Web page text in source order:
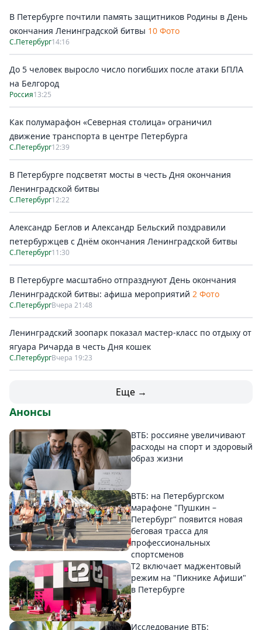
В Петербурге почтили память защитников Родины в День
окончания Ленинградской битвы 10 Фото
С.Петербург14:16
До 5 человек выросло число погибших после атаки БПЛА
на Белгород
Россия13:25
Как полумарафон «Северная столица» ограничил
движение транспорта в центре Петербурга
С.Петербург12:39
В Петербурге подсветят мосты в честь Дня окончания
Ленинградской битвы
С.Петербург12:22
Александр Беглов и Александр Бельский поздравили
петербуржцев с Днём окончания Ленинградской битвы
С.Петербург11:30
В Петербурге масштабно отпразднуют День окончания
Ленинградской битвы: афиша мероприятий 2 Фото
С.ПетербургВчера 21:48
Ленинградский зоопарк показал мастер-класс по отдыху от
ягуара Ричарда в честь Дня кошек
С.ПетербургВчера 19:23
Еще →
Анонсы
ВТБ: россияне увеличивают
расходы на спорт и здоровый
образ жизни
ВТБ: на Петербургском
марафоне "Пушкин –
Петербург" появится новая
беговая трасса для
профессиональных
спортсменов
Т2 включает маджентовый
режим на "Пикнике Афиши"
в Петербурге
Исследование ВТБ: